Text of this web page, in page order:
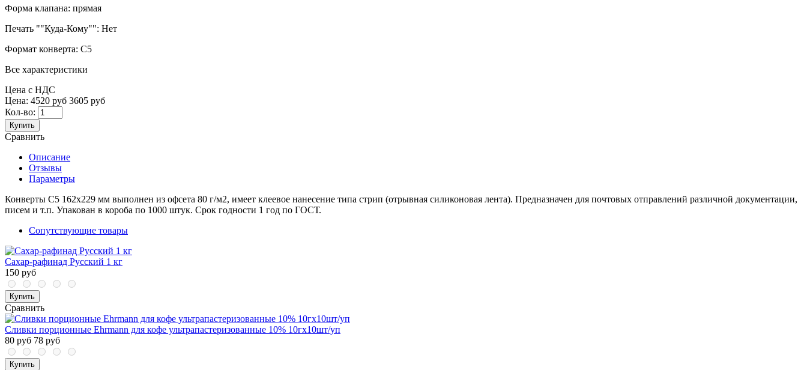
Форма клапана: прямая
Печать ""Куда-Кому"": Нет
Формат конверта: С5
Все характеристики
Цена с НДС
Цена: 4520 руб 3605 руб
Кол-во:
Купить
Сравнить
Описание
Отзывы
Параметры
Конверты С5 162х229 мм выполнен из офсета 80 г/м2, имеет клеевое нанесение типа стрип (отрывная силиконовая лента). Предназначен для почтовых отправлений различной документации,
писем и т.п. Упакован в короба по 1000 штук. Срок годности 1 год по ГОСТ.
Сопутствующие товары
Сахар-рафинад Русский 1 кг
150 руб
Купить
Сравнить
Сливки порционные Ehrmann для кофе ультрапастеризованные 10% 10гx10шт/уп
80 руб 78 руб
Купить